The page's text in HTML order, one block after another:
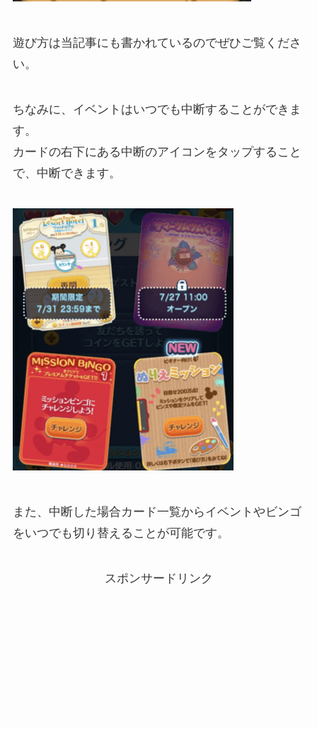
遊び方は当記事にも書かれているのでぜひご覧くださ
い。
ちなみに、イベントはいつでも中断することができま
す。
カードの右下にある中断のアイコンをタップすること
で、中断できます。
また、中断した場合カード一覧からイベントやビンゴ
をいつでも切り替えることが可能です。
スポンサードリンク